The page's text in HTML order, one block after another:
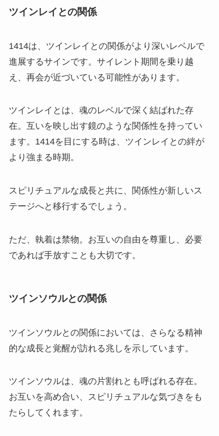
ツインレイとの関係
1414は、ツインレイとの関係がより深いレベルで
進展するサインです。サイレント期間を乗り越
え、再会が近づいている可能性があります。
ツインレイとは、魂のレベルで深く結ばれた存
在。互いを映し出す鏡のような関係性を持ってい
ます。1414を目にする時は、ツインレイとの絆が
より強まる時期。
スピリチュアルな成長と共に、関係性が新しいス
テージへと移行するでしょう。
ただ、執着は禁物。お互いの自由を尊重し、必要
であれば手放すことも大切です。
ツインソウルとの関係
ツインソウルとの関係においては、さらなる精神
的な成長と覚醒が訪れる兆しを示しています。
ツインソウルは、魂の片割れとも呼ばれる存在。
お互いを高め合い、スピリチュアルな気づきをも
たらしてくれます。